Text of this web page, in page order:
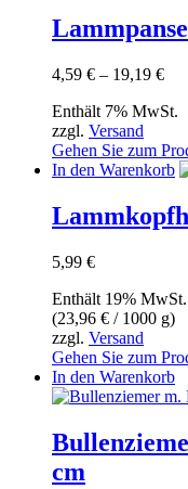
4,59 € – 19,19 €
bis
Enthält 7% MwSt.
zzgl. Versand
Gehen Sie zum
In den Warenkorb
5,99 €
Enthält 19% MwSt.
(23,96 € / 1000 g)
zzgl. Versand
Gehen Sie zum
In den Warenkorb
cm